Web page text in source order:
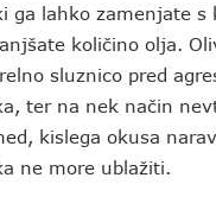
ga lahko zamenjate s
količino olja.
sluznico pred
ter na nek način
kislega okusa
ne more ublažiti.